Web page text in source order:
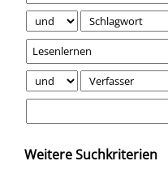
Weitere Suchkriterien